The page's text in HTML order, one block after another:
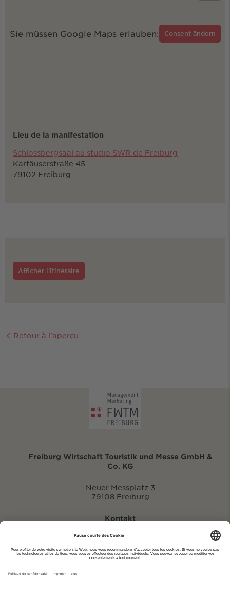
Sie müssen Google Maps erlauben: Consent ändern
Lieu de la manifestation
Schlossbergsaal au studio SWR de Freiburg
Kartäuserstraße 45
79102 Freiburg
Afficher l'itinéraire
Retour à l'aperçu
Freiburg Wirtschaft Touristik und Messe GmbH &
Co. KG
Neuer Messplatz 3
79108 Freiburg
Kontakt
eventportal@fwtm.de